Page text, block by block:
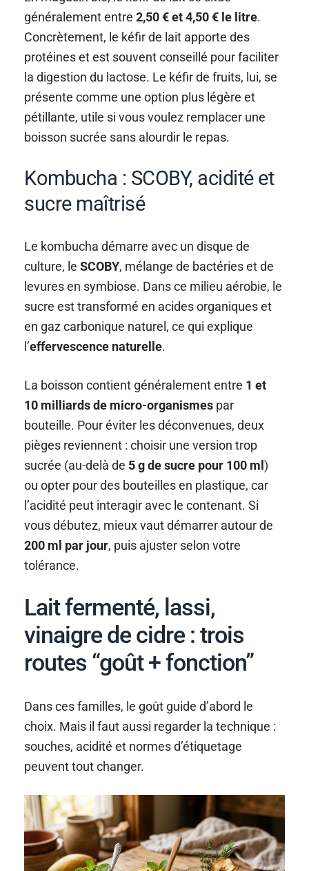
généralement entre2,50 € et 4,50 € le litre.
Concrètement, le kéfir de lait apporte des
protéines et est souvent conseillé pour faciliter
la digestion du lactose. Le kéfir de fruits, lui, se
présente comme une option plus légère et
pétillante, utile si vous voulez remplacer une
boisson sucrée sans alourdir le repas.
Kombucha : SCOBY, acidité et
sucre maîtrisé
Le kombucha démarre avec un disque de
culture, leSCOBY, mélange de bactéries et de
levures en symbiose. Dans ce milieu aérobie, le
sucre est transformé en acides organiques et
en gaz carbonique naturel, ce qui explique
l’effervescence naturelle.
La boisson contient généralement entre 1 et
10 milliards de micro-organismes par
bouteille. Pour éviter les déconvenues, deux
pièges reviennent : choisir une version trop
sucrée (au-delà de 5 g de sucre pour 100 ml)
ou opter pour des bouteilles en plastique, car
l’acidité peut interagir avec le contenant. Si
vous débutez, mieux vaut démarrer autour de
200 ml par jour, puis ajuster selon votre
tolérance.
Lait fermenté, lassi,
vinaigre de cidre : trois
routes “goût + fonction”
Dans ces familles, le goût guide d’abord le
choix. Mais il faut aussi regarder la technique :
souches, acidité et normes d’étiquetage
peuvent tout changer.